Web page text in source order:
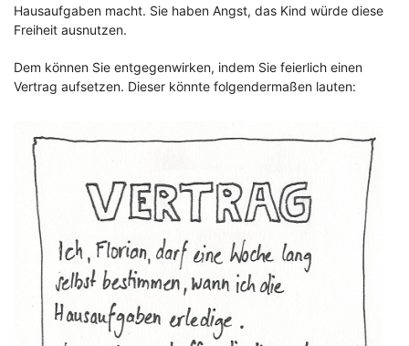
Hausaufgaben macht. Sie haben Angst, das Kind würde diese
Freiheit ausnutzen.
Dem können Sie entgegenwirken, indem Sie feierlich einen
Vertrag aufsetzen. Dieser könnte folgendermaßen lauten: